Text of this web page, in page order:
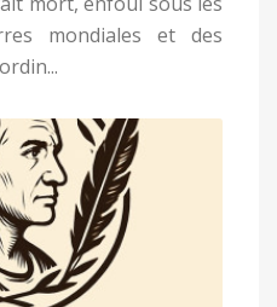
mondiales et des